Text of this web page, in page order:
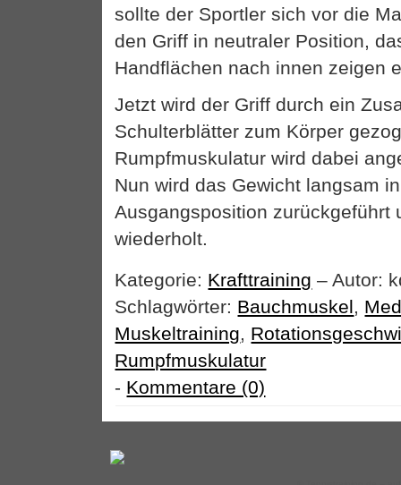
sollte der Sportler sich vor die
den Griff in neutraler Position,
Handflächen nach innen zeigen
Jetzt wird der Griff durch ein
Schulterblätter zum Körper
Rumpfmuskulatur wird dabei
Nun wird das Gewicht langsam
Ausgangsposition zurückgeführt
wiederholt.
Kategorie: Krafttraining – Autor:
Schlagwörter: Bauchmuskel,
Muskeltraining,
Rumpfmuskulatur
- Kommentare (0)